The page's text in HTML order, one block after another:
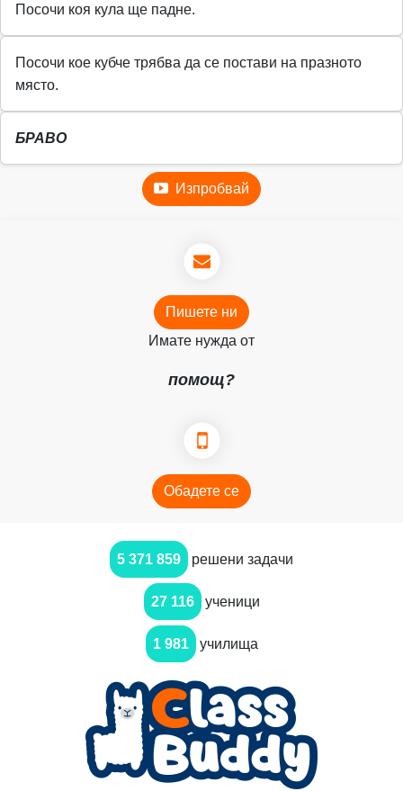
Посочи коя кула ще падне.
Посочи кое кубче трябва да се постави на празното
място.
БРАВО
Изпробвай
Пишете ни
Имате нужда от
помощ?
Обадете се
5 371 859 решени задачи
27 116 ученици
1 981 училища